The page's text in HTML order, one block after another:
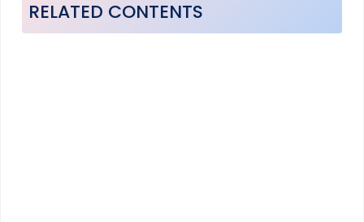
RELATED CONTENTS